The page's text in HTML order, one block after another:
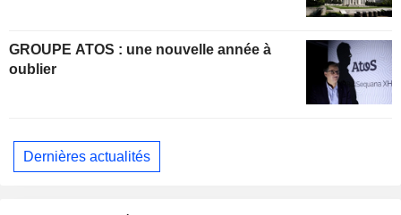
GROUPE ATOS : une nouvelle année à
oublier
Dernières actualités